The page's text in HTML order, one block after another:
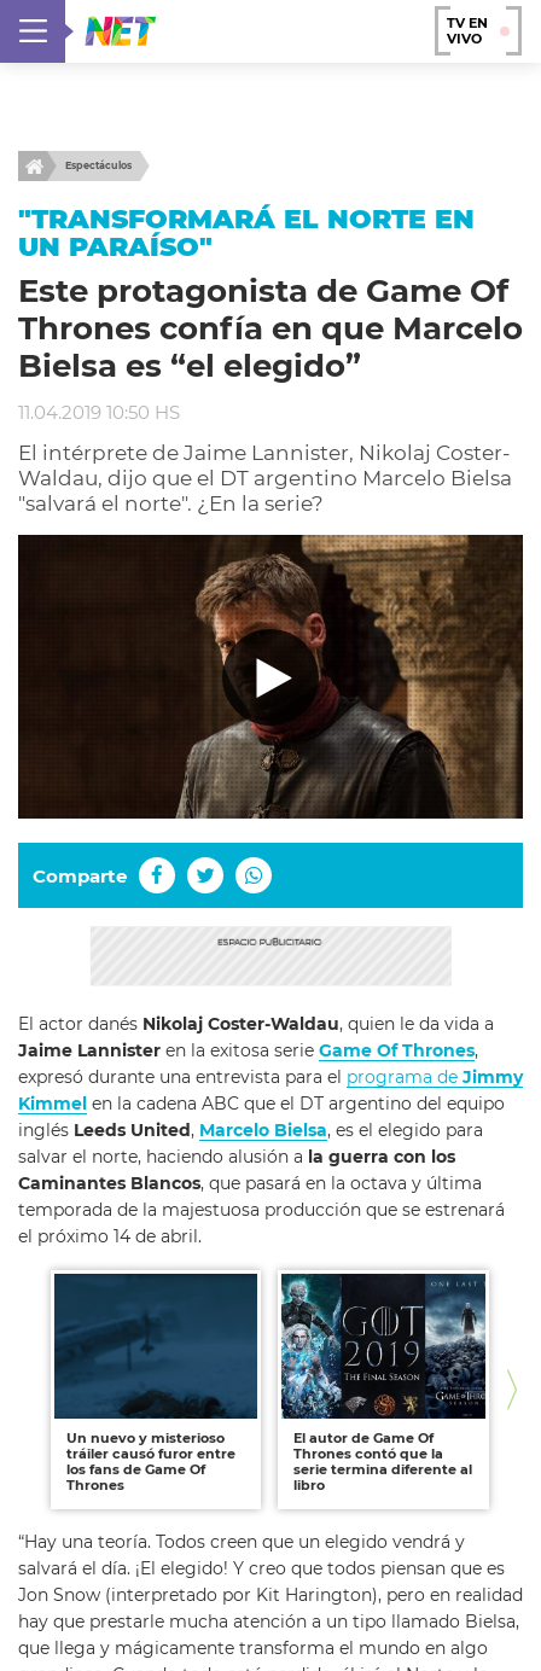
TV EN
VIVO
Espectáculos
"TRANSFORMARÁ EL NORTE EN
UN PARAÍSO"
Este protagonista de Game Of
Thrones confía en que Marcelo
Bielsa es “el elegido”
11.04.2019 10:50 HS
El intérprete de Jaime Lannister, Nikolaj Coster-
Waldau, dijo que el DT argentino Marcelo Bielsa
"salvará el norte". ¿En la serie?
Comparte
El actor danés Nikolaj Coster-Waldau, quien le da vida a
Jaime Lannister en la exitosa serie Game Of Thrones,
expresó durante una entrevista para el programa de Jimmy
Kimmel en la cadena ABC que el DT argentino del equipo
inglés Leeds United, Marcelo Bielsa, es el elegido para
salvar el norte, haciendo alusión a la guerra con los
Caminantes Blancos, que pasará en la octava y última
temporada de la majestuosa producción que se estrenará
el próximo 14 de abril.
Un nuevo y misterioso
tráiler causó furor entre
los fans de Game Of
Thrones
El autor de Game Of
Thrones contó que la
serie termina diferente al
libro
“Hay una teoría. Todos creen que un elegido vendrá y
salvará el día. ¡El elegido! Y creo que todos piensan que es
Jon Snow (interpretado por Kit Harington), pero en realidad
hay que prestarle mucha atención a un tipo llamado Bielsa,
que llega y mágicamente transforma el mundo en algo